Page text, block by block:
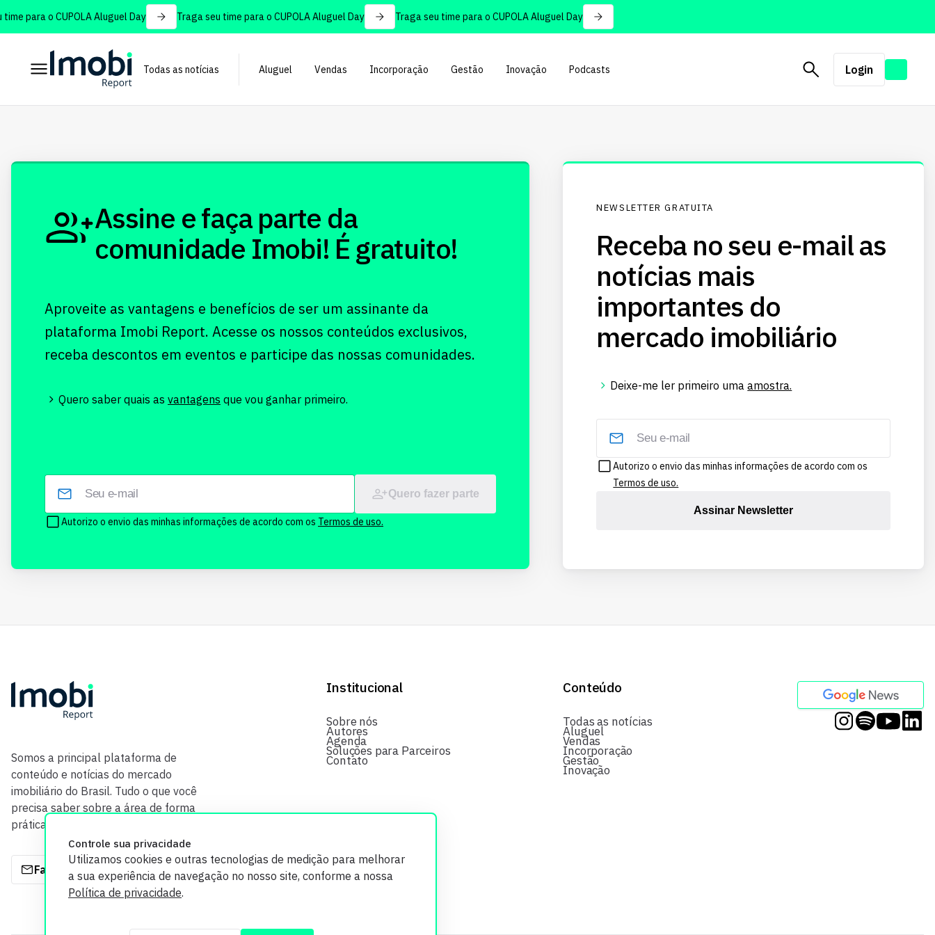
para o CUPOLA Aluguel Day Traga seu time para o CUPOLA Aluguel Day Traga seu time para o CUPOLA Aluguel Day
Todas as notícias Aluguel Vendas Incorporação Gestão Inovação Podcasts Login
Controle sua privacidade
Utilizamos cookies e outras tecnologias de medição para melhorar
a sua experiência de navegação no nosso site, conforme a nossa
Política de privacidade.
Assine e faça parte da
comunidade Imobi! É gratuito!
Aproveite as vantagens e benefícios de ser um assinante da
plataforma Imobi Report. Acesse os nossos conteúdos exclusivos,
receba descontos em eventos e participe das nossas comunidades.
Quero saber quais as vantagens que vou ganhar primeiro.
Quero fazer parte
Autorizo o envio das minhas informações de acordo com os Termos de uso.
NEWSLETTER GRATUITA
Receba no seu e-mail as
notícias mais
importantes do
mercado imobiliário
Deixe-me ler primeiro umaamostra.
Autorizo o envio das minhas informações de acordo com os
Termos de uso.
Assinar Newsletter
Somos a principal plataforma de
conteúdo e notícias do mercado
imobiliário do Brasil. Tudo o que você
precisa saber sobre a área de forma
prática e com credibilidade.
Fale com a gente
Institucional
Sobre nós
Autores
Agenda
Soluções para Parceiros
Contato
Conteúdo
Todas as notícias
Aluguel
Vendas
Incorporação
Gestão
Inovação